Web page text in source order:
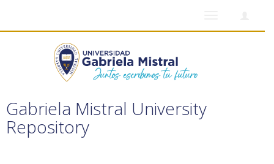
Gabriela Mistral University
Repository